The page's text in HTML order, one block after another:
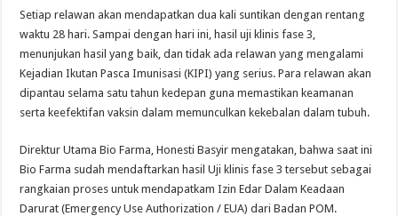
Setiap relawan akan mendapatkan dua kali suntikan dengan rentang
waktu 28 hari. Sampai dengan hari ini, hasil uji klinis fase 3,
menunjukan hasil yang baik, dan tidak ada relawan yang mengalami
Kejadian Ikutan Pasca Imunisasi (KIPI) yang serius. Para relawan akan
dipantau selama satu tahun kedepan guna memastikan keamanan
serta keefektifan vaksin dalam memunculkan kekebalan dalam tubuh.
Direktur Utama Bio Farma, Honesti Basyir mengatakan, bahwa saat ini
Bio Farma sudah mendaftarkan hasil Uji klinis fase 3 tersebut sebagai
rangkaian proses untuk mendapatkam Izin Edar Dalam Keadaan
Darurat (Emergency Use Authorization / EUA) dari Badan POM.